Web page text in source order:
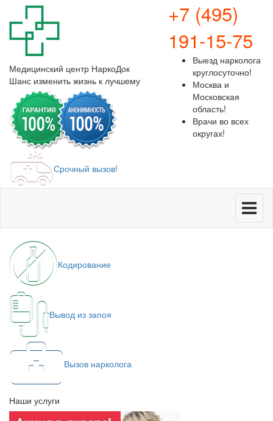
Медицинский центр НаркоДок
Шанс изменить жизнь к лучшему
+7 (495)
191-15-75
Выезд нарколога
круглосуточно!
Москва и
Московская
область!
Врачи во всех
округах!
Срочный вызов!
Меню
Кодирование
Вывод из запоя
Вызов нарколога
Наши услуги